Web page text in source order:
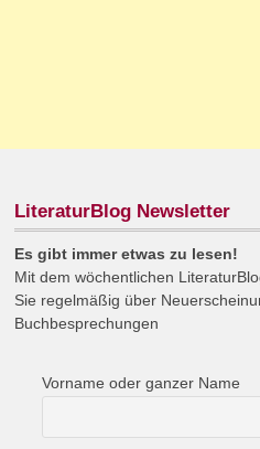
LiteraturBlog Newsletter
Es gibt immer etwas zu lesen!
Mit dem wöchentlichen
Sie regelmäßig über
Buchbesprechungen
Vorname oder ganzer Name